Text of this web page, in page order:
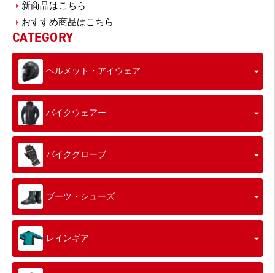
新商品はこちら
おすすめ商品はこちら
CATEGORY
ヘルメット・アイウェア
バイクウェアー
バイクグローブ
ブーツ・シューズ
レインギア